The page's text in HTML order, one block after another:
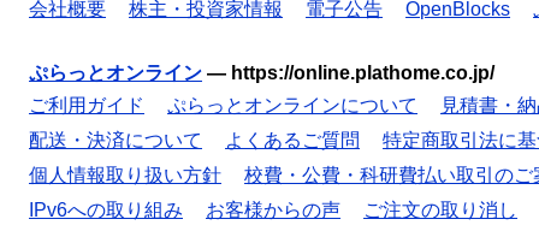
会社概要 株主・投資家情報 電子公告 OpenBlocks
ぷらっとオンライン — https://online.plathome.co.jp/
ご利用ガイド
ぷらっとオンラインについて
見積書・
配送・決済について
よくあるご質問
特定商取引法に
個人情報取り扱い方針
校費・公費・科研費払い取引のご
IPv6への取り組み
お客様からの声 ご注文の取り消し